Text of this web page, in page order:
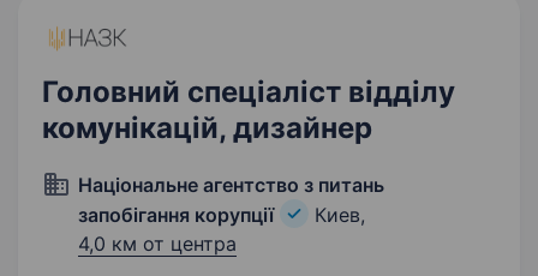
Головний спеціаліст відділу
комунікацій, дизайнер
Національне агентство з питань
запобігання корупції
Киев,
4,0 км от центра